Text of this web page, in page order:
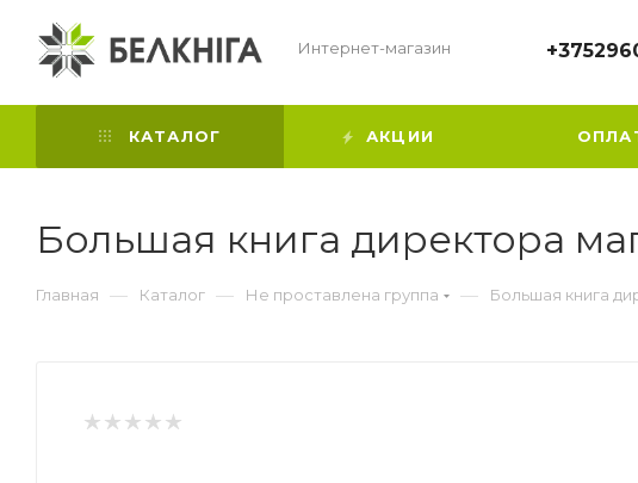
Интернет-магазин
КАТАЛОГ АКЦИИ
Большая книга директора
Главная — Каталог — Не проставлена группа — Большая книга